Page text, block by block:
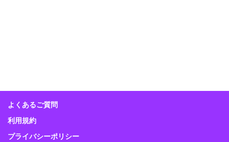
よくあるご質問
利用規約
プライバシーポリシー